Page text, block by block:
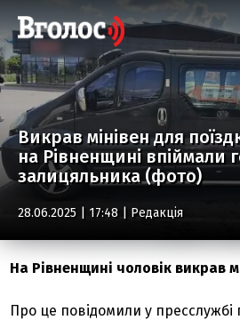
Викрав мінівен для
на Рівненщині впіймали
залицяльника (фото)
28.06.2025 | 17:48 | Редакція
На Рівненщині чоловік викрав
Про це повідомили у пресслужбі